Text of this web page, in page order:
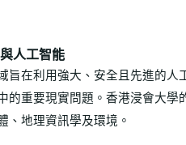
人工智能
旨在利用強大、安全且先進的
的重要現實問題。香港浸會大學
、地理資訊學及環境。